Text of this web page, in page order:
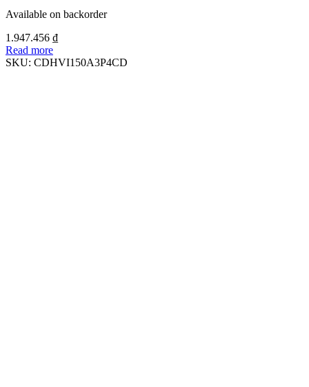
Available on backorder
1.947.456 ₫
Read more
SKU: CDHVI150A3P4CD